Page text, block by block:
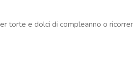
torte e dolci di compleanno o